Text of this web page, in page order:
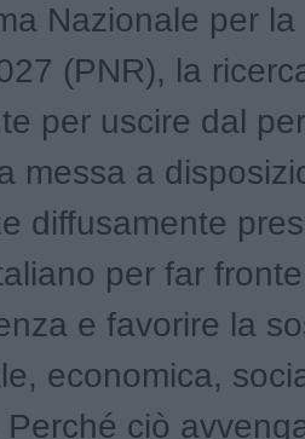
Nazionale per la
(PNR), la
per uscire dal
messa a
diffusamente
per far
e favorire la
economica,
ciò